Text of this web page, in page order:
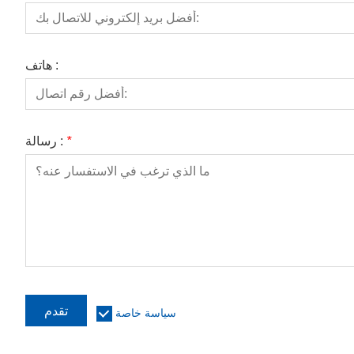
هاتف :
رسالة : *
تقدم سياسة خاصة